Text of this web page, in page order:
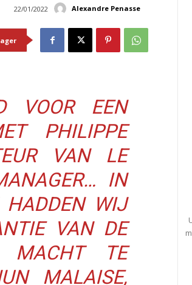
Alexandre Penasse
22/01/2022
VOOR EEN
PHILIPPE
VAN LE
IN
HADDEN WIJ
VAN DE
MACHT TE
MALAISE,